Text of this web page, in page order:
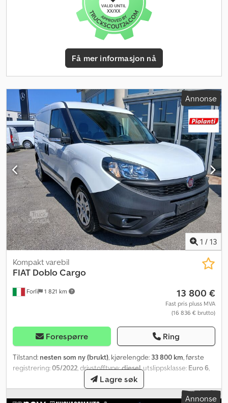
Få mer informasjon nå
Annonse
1 / 13
Forlì 1 821 km
Kompakt varebil
FIAT Doblo Cargo
13 800 €
Fast pris pluss MVA
(16 836 € brutto)
Forespørre Ring
Tilstand: nesten som ny (brukt), kjørelengde: 33 800 km, første
registrering:05/2022, drivstofftype:diesel, utslippsklasse: Euro 6,
Annonse
Lagre søk